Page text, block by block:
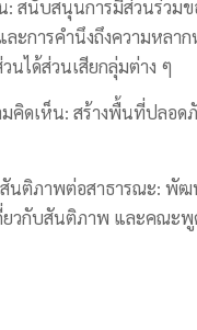
: สนับสนุนการมีส่วนร่ว
ะการคำนึงถึงความหล
ได้ส่วนเสียกลุ่มต่าง ๆ
คิดเห็น: สร้างพื้นที่ปลอ
สันติภาพต่อสาธารณะ:
ยวกับสันติภาพ และคณะ